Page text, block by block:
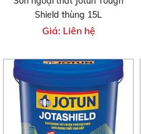
Shield thùng 15L
Giá: Liên hệ